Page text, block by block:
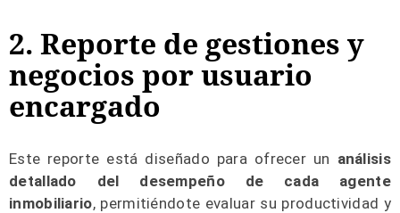
2. Reporte de gestiones y
negocios por usuario
encargado
Este reporte está diseñado para ofrecer un análisis
detallado del desempeño de cada agente
inmobiliario, permitiéndote evaluar su productividad y